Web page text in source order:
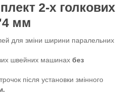
2-х голкових
мм
для зміни ширини паралельних
швейних машинах без
після установки змінного